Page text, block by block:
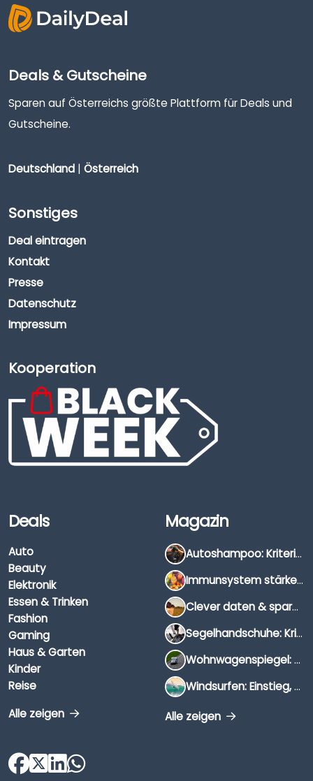
Deals & Gutscheine
Sparen auf Österreichs größte Plattform für Deals und
Gutscheine.
Deutschland | Österreich
Sonstiges
Deal eintragen
Kontakt
Presse
Datenschutz
Impressum
Kooperation
Deals
Auto
Beauty
Elektronik
Essen & Trinken
Fashion
Gaming
Haus & Garten
Kinder
Reise
Alle zeigen
Magazin
Autoshampoo: Kriterien, Unterschiede & Anwendung
Immunsystem stärken: Hausmittel, Vitamine & Wissenswertes
Clever daten & sparen: So findest du die besten Deals für Dates und Unternehmungen
Segelhandschuhe: Kriterien, Materialien & Tipps
Wohnwagenspiegel: Auswahl, Preise & Montage
Windsurfen: Einstieg, Ausrüstung & Tipps
Alle zeigen